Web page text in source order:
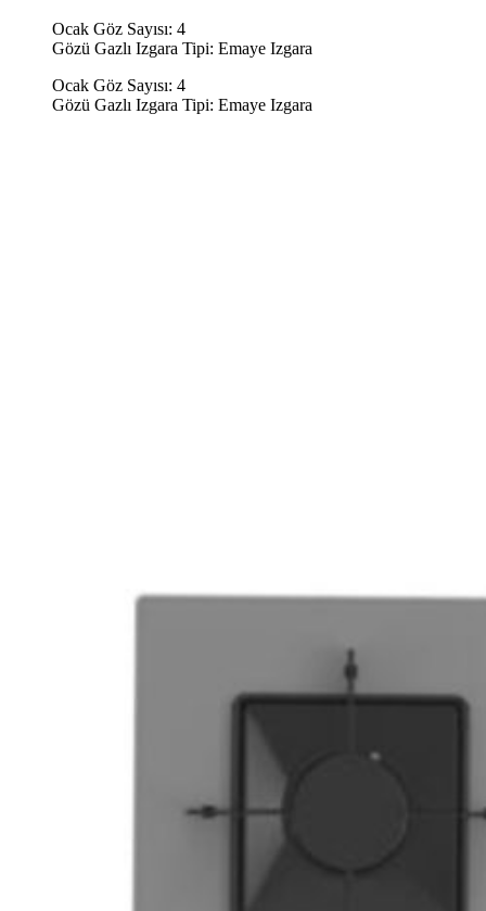
Ocak Göz Sayısı: 4
Gözü Gazlı Izgara Tipi: Emaye Izgara
Ocak Göz Sayısı: 4
Gözü Gazlı Izgara Tipi: Emaye Izgara